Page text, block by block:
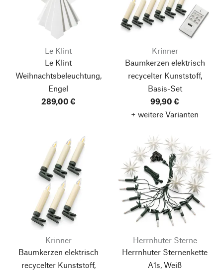
Le Klint
Le Klint
Weihnachtsbeleuchtung,
Engel
289,00 €
Krinner
Baumkerzen elektrisch
recycelter Kunststoff,
Basis-Set
99,90 €
+ weitere Varianten
Krinner
Baumkerzen elektrisch
recycelter Kunststoff,
Herrnhuter Sterne
Herrnhuter Sternenkette
A1s, Weiß